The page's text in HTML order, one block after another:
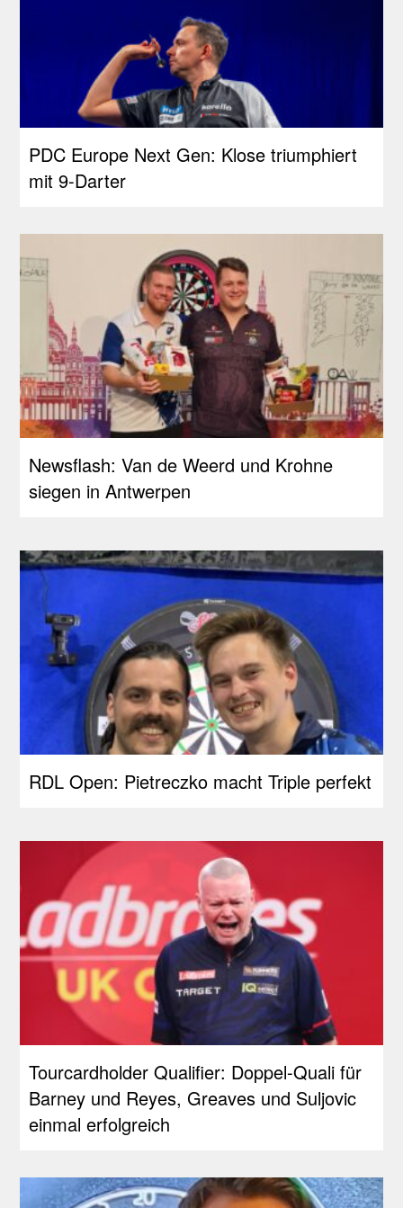
PDC Europe Next Gen: Klose triumphiert
mit 9-Darter
Newsflash: Van de Weerd und Krohne
siegen in Antwerpen
RDL Open: Pietreczko macht Triple perfekt
Tourcardholder Qualifier: Doppel-Quali für
Barney und Reyes, Greaves und Suljovic
einmal erfolgreich